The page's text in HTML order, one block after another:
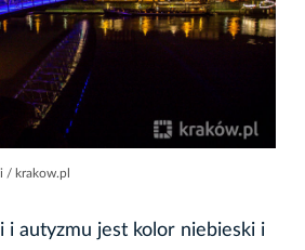
/ krakow.pl
i autyzmu jest kolor niebieski i